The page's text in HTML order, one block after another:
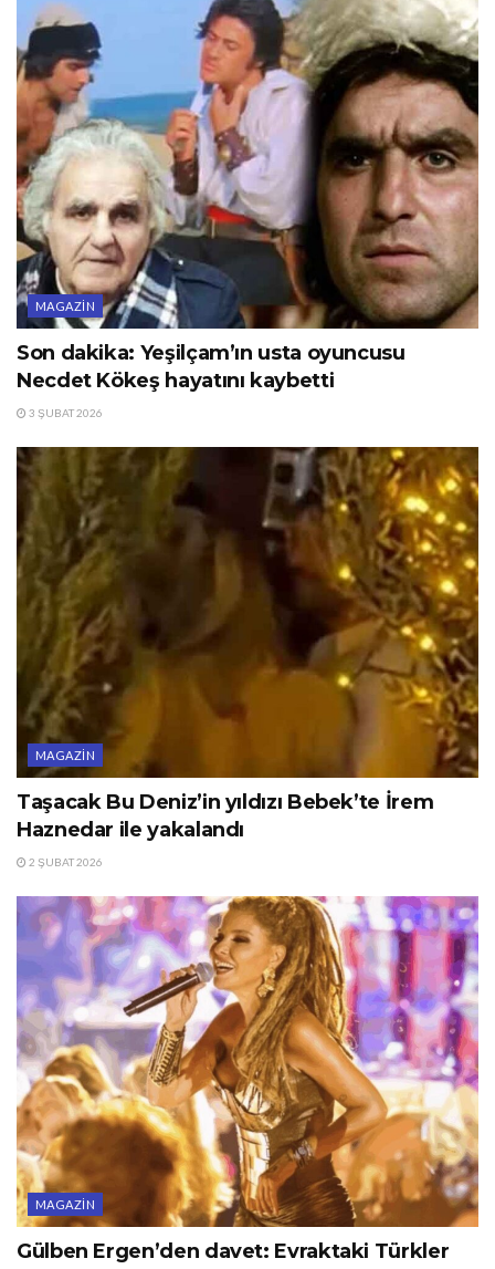
MAGAZIN
Son dakika: Yeşilçam’ın usta oyuncusu
Necdet Kökeş hayatını kaybetti
3 ŞUBAT 2026
MAGAZIN
Taşacak Bu Deniz’in yıldızı Bebek’te İrem
Haznedar ile yakalandı
2 ŞUBAT 2026
MAGAZIN
Gülben Ergen’den davet: Evraktaki Türkler